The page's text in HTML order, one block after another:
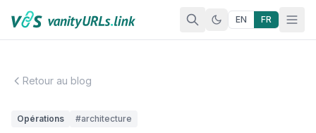
Aller au contenu
EN FR
Retour au blog
Opérations #architecture